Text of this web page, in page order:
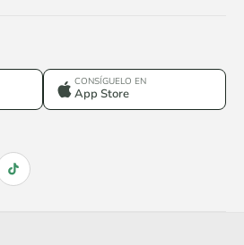
CONSÍGUELO EN
App Store